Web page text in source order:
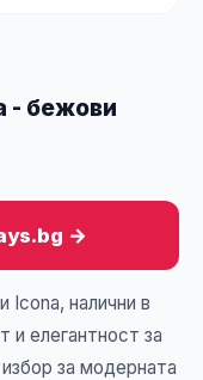
- бежови
→
Icona, налични в
и елегантност за
за модерната